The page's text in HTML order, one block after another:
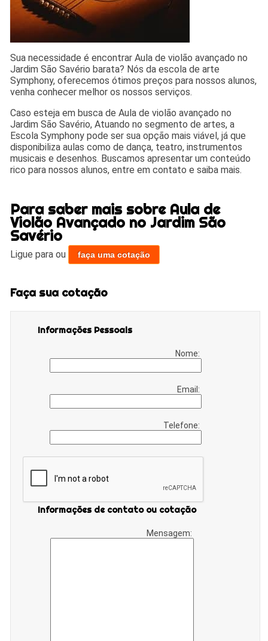
Sua necessidade é encontrar Aula de violão avançado no
Jardim São Savério barata? Nós da escola de arte
Symphony, oferecemos ótimos preços para nossos alunos,
venha conhecer melhor os nossos serviços.
Caso esteja em busca de Aula de violão avançado no
Jardim São Savério, Atuando no segmento de artes, a
Escola Symphony pode ser sua opção mais viável, já que
disponibiliza aulas como de dança, teatro, instrumentos
musicais e desenhos. Buscamos apresentar um conteúdo
rico para nossos alunos, entre em contato e saiba mais.
Para saber mais sobre Aula de
Violão Avançado no Jardim São
Savério
Ligue paraou faça uma cotação
Faça sua cotação
Informações Pessoais
Nome:
Email:
Telefone:
Informações de contato ou cotação
Mensagem: